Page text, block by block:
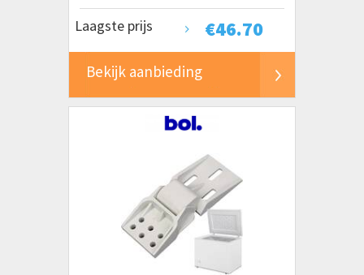
Vriezer Repareren - Universeel
Gebalanceerd Ontwerp - 2.8D x 8.8B x
€46.70
Laagste prijs
Bekijk aanbieding